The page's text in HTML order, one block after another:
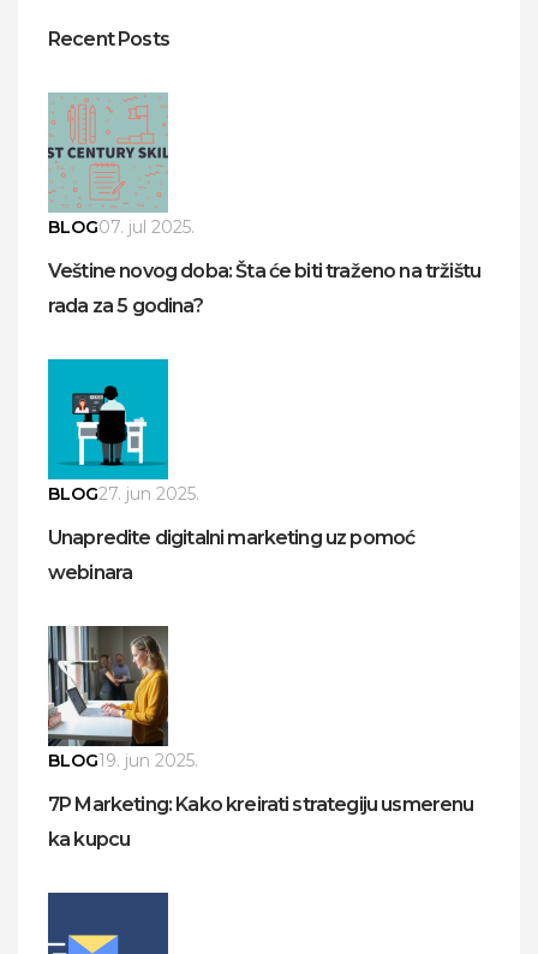
Recent Posts
BLOG07. jul 2025.
Veštine novog doba: Šta će biti traženo na tržištu
rada za 5 godina?
BLOG27. jun 2025.
Unapredite digitalni marketing uz pomoć
webinara
BLOG19. jun 2025.
7P Marketing: Kako kreirati strategiju usmerenu
ka kupcu